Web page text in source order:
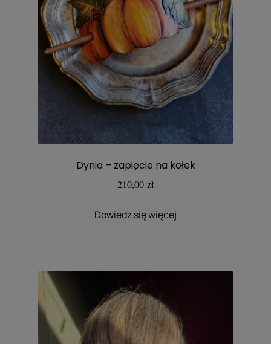
Dynia – zapięcie na kołek
210,00 zł
Dowiedz się więcej